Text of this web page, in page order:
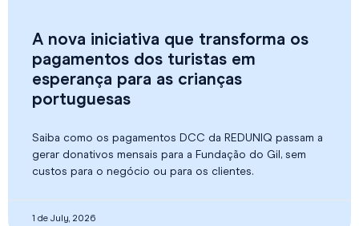
A nova iniciativa que transforma os
pagamentos dos turistas em
esperança para as crianças
portuguesas
Saiba como os pagamentos DCC da REDUNIQ passam a
gerar donativos mensais para a Fundação do Gil, sem
custos para o negócio ou para os clientes.
1 de July, 2026